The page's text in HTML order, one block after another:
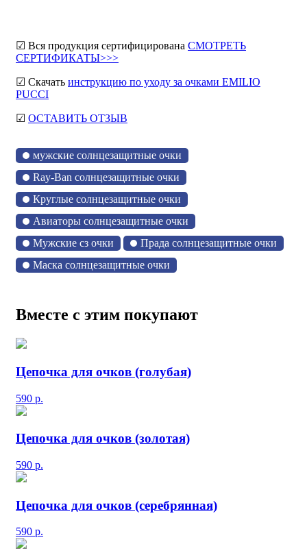
☑ Вся продукция сертифицирована СМОТРЕТЬ
СЕРТИФИКАТЫ>>>
☑ Скачать инструкцию по уходу за очками EMILIO
PUCCI
☑ ОСТАВИТЬ ОТЗЫВ
мужские солнцезащитные очки
Ray-Ban солнцезащитные очки
Круглые солнцезащитные очки
Авиаторы солнцезащитные очки
Мужские сз очки
Прада солнцезащитные очки
Маска солнцезащитные очки
Вместе с этим покупают
Цепочка для очков (голубая)
590 р.
Цепочка для очков (золотая)
590 р.
Цепочка для очков (серебрянная)
590 р.